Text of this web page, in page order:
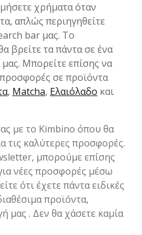
χρήματα όταν
απλώς περιηγηθείτε
bar μας. Το
βρείτε τα πάντα σε ένα
Μπορείτε επίσης να
σε προϊόντα
, Matcha, Ελαιόλαδο και
με το Kimbino όπου θα
τις καλύτερες προσφορές.
μπορούμε επίσης
νέες προσφορές μέσω
ότι έχετε πάντα ειδικές
προϊόντα,
μας . Δεν θα χάσετε καμία